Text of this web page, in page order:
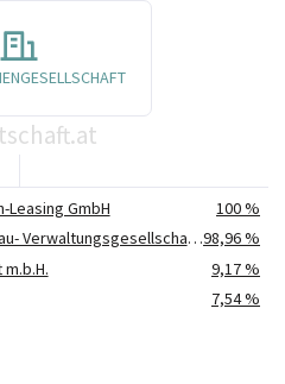
Leasing GmbH
100 %
Gemeinnützige Werkwohnbau- Verwaltungsgesellschaft mbH98,96 %
9,17 %
7,54 %